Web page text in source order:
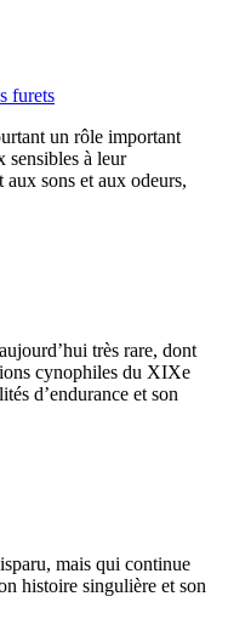
furets
un rôle important
sensibles à leur
sons et aux odeurs,
très rare, dont
cynophiles du XIXe
d’endurance et son
mais qui continue
histoire singulière et son